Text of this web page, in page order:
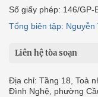
Số giấy phép: 146/
Tổng biên tập: Nguyễn
Liên hệ tòa soạn
Địa chỉ: Tầng 18, Toà
Đình Nghệ, phường